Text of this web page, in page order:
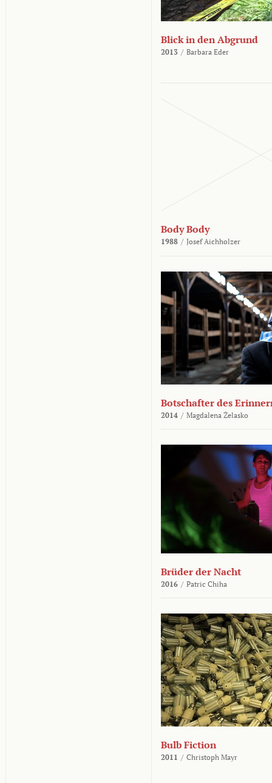
Blick in den Abgrund
2013 / Barbara Eder
Body Body
1988 / Josef Aichholzer
Botschafter des
2014 / Magdalena Żelasko
Brüder der Nacht
2016 / Patric Chiha
Bulb Fiction
2011 / Christoph Mayr